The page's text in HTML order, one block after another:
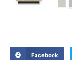
Facebook